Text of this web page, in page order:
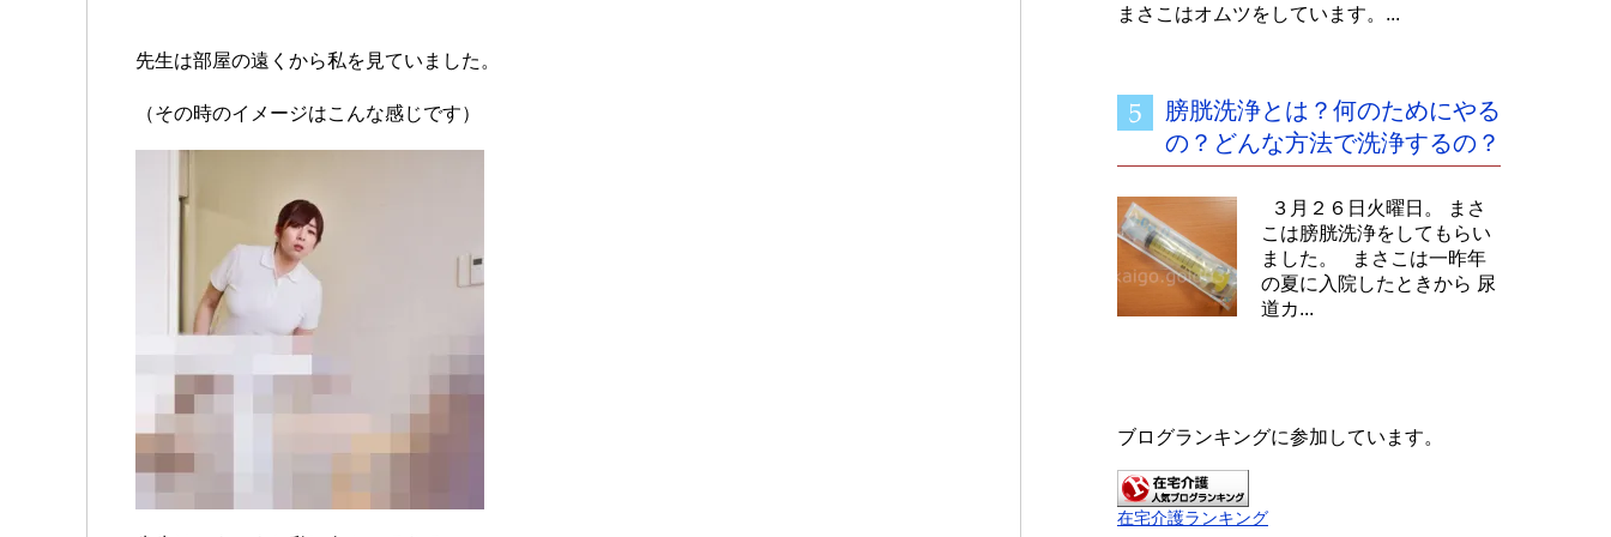
先生は部屋の遠くから私を見ていました。
（その時のイメージはこんな感じです）
まさこはオムツをしています。...
膀胱洗浄とは？何のためにやる
の？どんな方法で洗浄するの？
３月２６日火曜日。 まさ
こは膀胱洗浄をしてもらい
ました。 まさこは一昨年
の夏に入院したときから 尿
道カ...
ブログランキングに参加しています。
在宅介護ランキング